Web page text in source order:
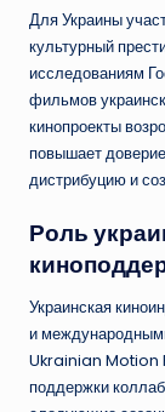
Для Украины
культурный
исследованиям
фильмов
кинопроекты
повышает
дистрибуцию и
Роль
Украинская
и
Ukrainian Motion
поддержки